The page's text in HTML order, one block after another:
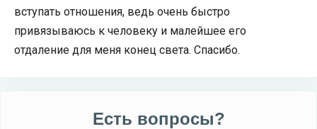
вступать отношения, ведь очень быстро
привязываюсь к человеку и малейшее его
отдаление для меня конец света. Спасибо.
Есть вопросы?